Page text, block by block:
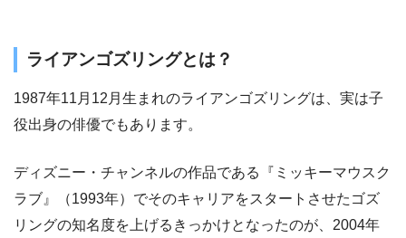
ライアンゴズリングとは？
1987年11月12月生まれのライアンゴズリングは、実は子
役出身の俳優でもあります。
ディズニー・チャンネルの作品である『ミッキーマウスク
ラブ』（1993年）でそのキャリアをスタートさせたゴズ
リングの知名度を上げるきっかけとなったのが、2004年